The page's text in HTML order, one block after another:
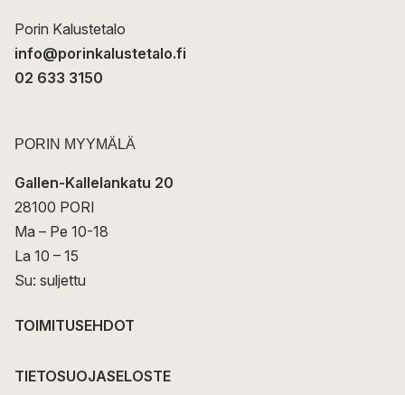
Porin Kalustetalo
info@porinkalustetalo.fi
02 633 3150
PORIN MYYMÄLÄ
Gallen-Kallelankatu 20
28100 PORI
Ma – Pe 10-18
La 10 – 15
Su: suljettu
TOIMITUSEHDOT
TIETOSUOJASELOSTE